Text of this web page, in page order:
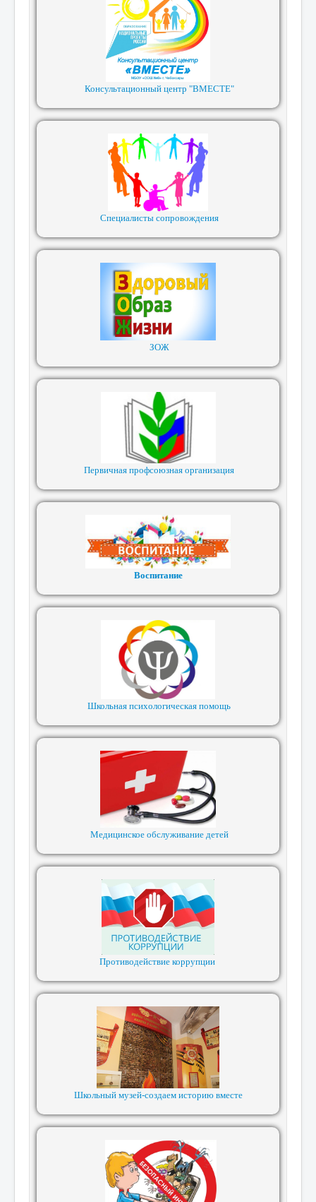
Консультационный центр "ВМЕСТЕ"
Специалисты сопровождения
ЗОЖ
Первичная профсоюзная организация
Воспитание
Школьная психологическая помощь
Медицинское обслуживание детей
Противодействие коррупции
Школьный музей-создаем историю вместе